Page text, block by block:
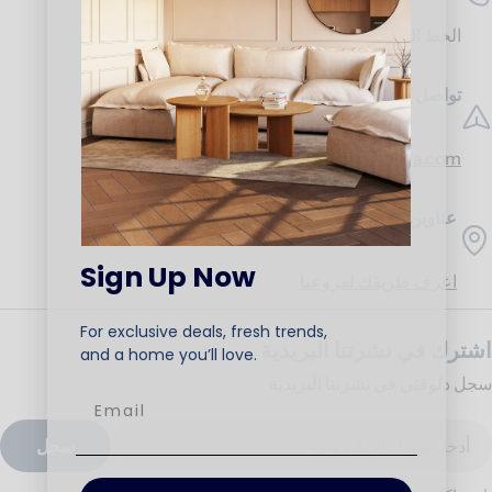
الخط الساخن:17453
تواصل معنا
support@ariika.com
عناوين الفروع
اعرف طريقك لفروعنا
اشترك في نشرتنا البريدية
سجل دلوقتي في نشرتنا البريدية
سجل
Sign Up Now
For exclusive deals, fresh trends,
and a home you’ll love.